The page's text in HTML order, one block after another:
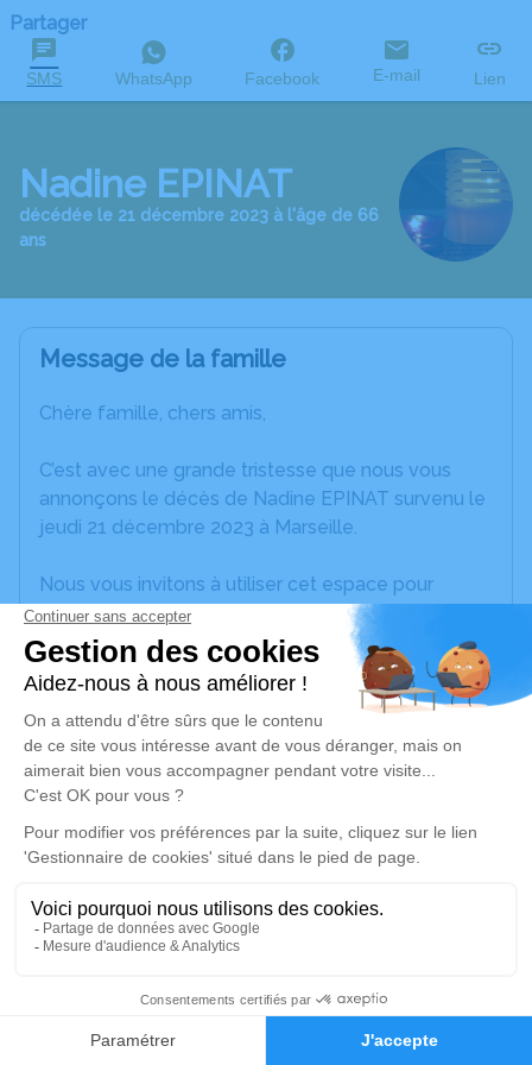
Faire-part Hommages
Partager
SMS WhatsApp Facebook E-mail Lien
Nadine EPINAT
décédée le 21 décembre 2023 à l'âge de 66
ans
Message de la famille
Chère famille, chers amis,
C’est avec une grande tristesse que nous vous
annonçons le décès de Nadine EPINAT survenu le
jeudi 21 décembre 2023 à Marseille.
Nous vous invitons à utiliser cet espace pour
laisser vos condoléances, partager des photos
souvenirs, une anecdote ou exprimer vos pensées
à travers des poèmes ou des textes. Cet endroit
est un lieu d'expression dédié à honorer la
mémoire de Nadine EPINAT.
Un service de plantation d’arbre hommage est
disponible ici
Cérémonie religieuse
Maison Funéraire Centrale de Funeraire de
Marseille